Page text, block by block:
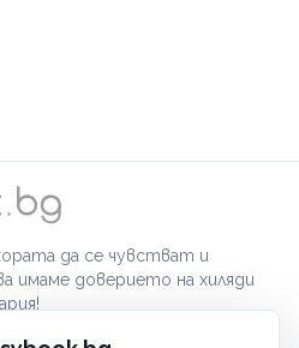
да се чувстват и
имаме доверието на хиляди